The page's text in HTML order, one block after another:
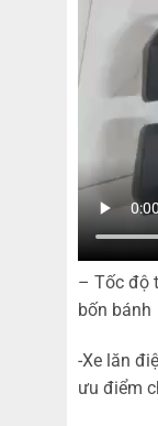
– Tốc độ
bốn
-Xe lăn
ưu điểm